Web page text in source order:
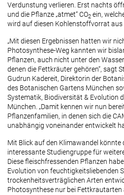
Verdunstung verlieren. Erst nachts
und die Pflanze „atmet“ CO2 ein,
wird auf diesen Kohlenstoffvorrat aus
„Mit diesen Ergebnissen hatten wir
Photosynthese-Weg kannten wir
Pflanzen, auch nicht unter den
denen die Fettkräuter gehören“, sagt
Gudrun Kadereit, Direktorin der
des Botanischen Gartens München
Systematik, Biodiversität & Evolution
München. „Damit kennen wir nun
Pflanzenfamilien, in denen sich die
unabhängig voneinander entwickelt
Mit Blick auf den Klimawandel könnte
interessante Studiengruppe für
Diese fleischfressenden Pflanzen
Evolution von feuchtigkeitsliebenden
trockenheitsverträglichen Arten
Photosynthese nur bei Fettkrautarten